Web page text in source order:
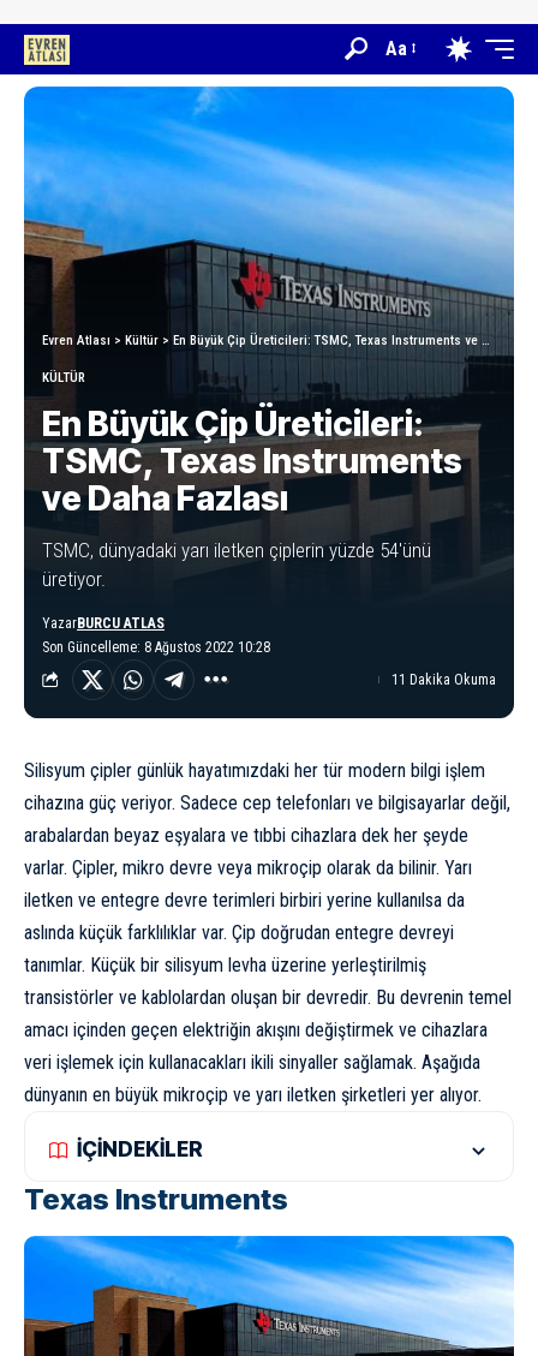
Aa
Evren Atlası > Kültür > En Büyük Çip Üreticileri: TSMC, Texas Instruments ve Daha Fazlası
KÜLTÜR
En Büyük Çip Üreticileri:
TSMC, Texas Instruments
ve Daha Fazlası
TSMC, dünyadaki yarı iletken çiplerin yüzde 54'ünü
üretiyor.
Son Güncelleme: 8 Ağustos 2022 10:28
YazarBURCU ATLAS
11 Dakika Okuma
Silisyum çipler günlük hayatımızdaki her tür modern bilgi işlem
cihazına güç veriyor. Sadece cep telefonları ve bilgisayarlar değil,
arabalardan beyaz eşyalara ve tıbbi cihazlara dek her şeyde
varlar. Çipler, mikro devre veya mikroçip olarak da bilinir. Yarı
iletken ve entegre devre terimleri birbiri yerine kullanılsa da
aslında küçük farklılıklar var. Çip doğrudan entegre devreyi
tanımlar. Küçük bir silisyum levha üzerine yerleştirilmiş
transistörler ve kablolardan oluşan bir devredir. Bu devrenin temel
amacı içinden geçen elektriğin akışını değiştirmek ve cihazlara
veri işlemek için kullanacakları ikili sinyaller sağlamak. Aşağıda
dünyanın en büyük mikroçip ve yarı iletken şirketleri yer alıyor.
İÇİNDEKİLER
Texas Instruments